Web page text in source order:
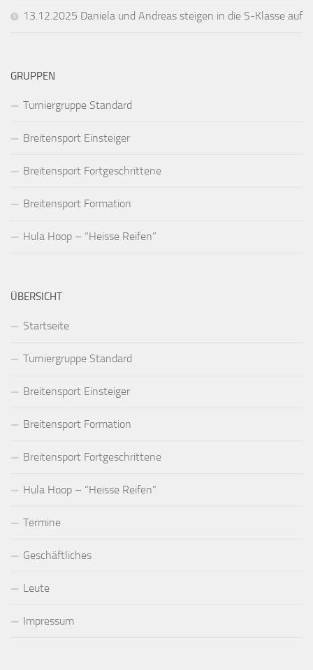
13.12.2025 Daniela und Andreas steigen in die S-Klasse auf
GRUPPEN
Turniergruppe Standard
Breitensport Einsteiger
Breitensport Fortgeschrittene
Breitensport Formation
Hula Hoop – “Heisse Reifen”
ÜBERSICHT
Startseite
Turniergruppe Standard
Breitensport Einsteiger
Breitensport Formation
Breitensport Fortgeschrittene
Hula Hoop – “Heisse Reifen”
Termine
Geschäftliches
Leute
Impressum